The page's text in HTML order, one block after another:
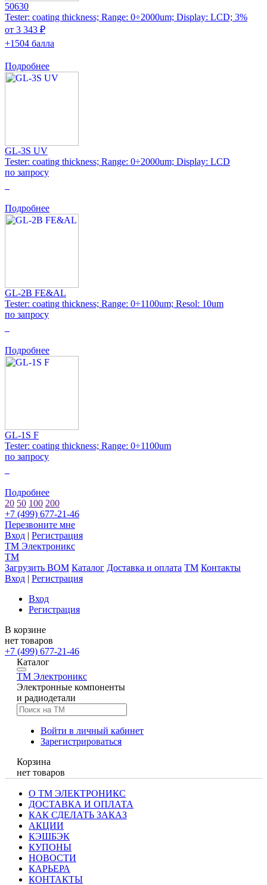
50630
Tester: coating thickness; Range: 0÷2000um; Display: LCD; 3%
от 3 343 ₽
+1504 балла
Подробнее
GL-3S UV
Tester: coating thickness; Range: 0÷2000um; Display: LCD
по запросу
Подробнее
GL-2B FE&AL
Tester: coating thickness; Range: 0÷1100um; Resol: 10um
по запросу
Подробнее
GL-1S F
Tester: coating thickness; Range: 0÷1100um
по запросу
Подробнее
20 50 100 200
+7 (499) 677-21-46
Перезвоните мне
Вход | Регистрация
TM Электроникс
TM
Загрузить BOM Каталог Доставка и оплата TM Контакты
Вход | Регистрация
Вход
Регистрация
В корзине
нет товаров
+7 (499) 677-21-46
Каталог
TM Электроникс
Электронные компоненты
и радиодетали
Войти в личный кабинет
Зарегистрироваться
Корзина
нет товаров
О ТМ ЭЛЕКТРОНИКС
ДОСТАВКА И ОПЛАТА
КАК СДЕЛАТЬ ЗАКАЗ
АКЦИИ
КЭШБЭК
КУПОНЫ
НОВОСТИ
КАРЬЕРА
КОНТАКТЫ